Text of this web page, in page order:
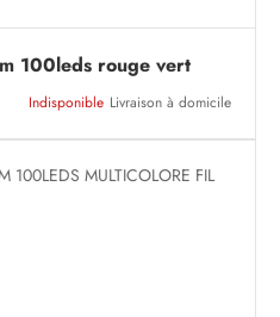
100leds rouge vert
Indisponible Livraison à domicile